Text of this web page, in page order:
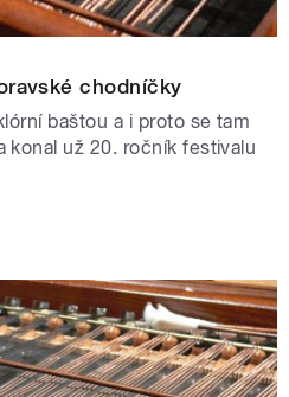
chodníčky
baštou a i proto se tam
konal už 20. ročník festivalu